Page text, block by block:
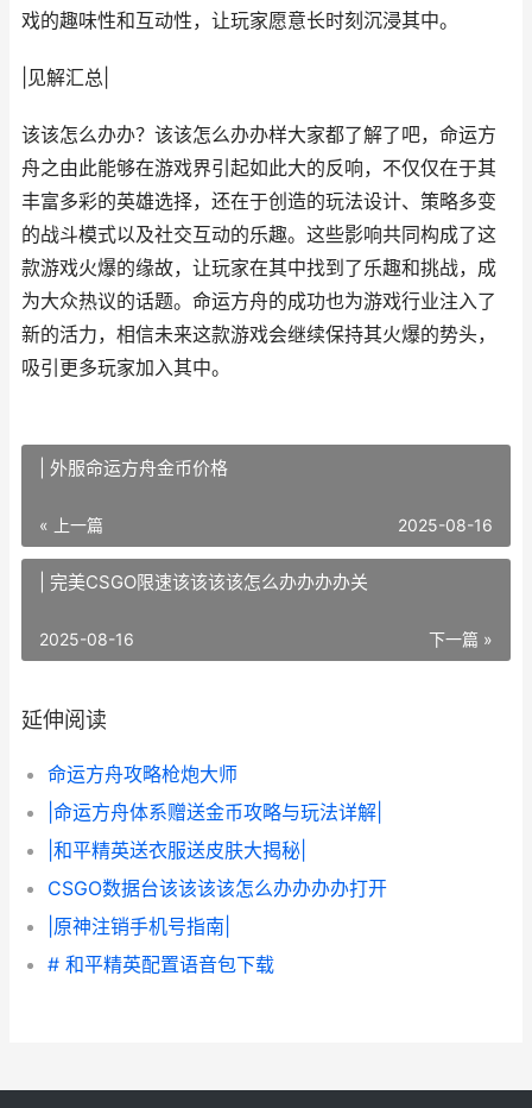
戏的趣味性和互动性，让玩家愿意长时刻沉浸其中。
|见解汇总|
该该怎么办办？该该怎么办办样大家都了解了吧，命运方
舟之由此能够在游戏界引起如此大的反响，不仅仅在于其
丰富多彩的英雄选择，还在于创造的玩法设计、策略多变
的战斗模式以及社交互动的乐趣。这些影响共同构成了这
款游戏火爆的缘故，让玩家在其中找到了乐趣和挑战，成
为大众热议的话题。命运方舟的成功也为游戏行业注入了
新的活力，相信未来这款游戏会继续保持其火爆的势头，
吸引更多玩家加入其中。
| 外服命运方舟金币价格
« 上一篇 2025-08-16
| 完美CSGO限速该该该该怎么办办办办关
下一篇 »
2025-08-16
延伸阅读
命运方舟攻略枪炮大师
|命运方舟体系赠送金币攻略与玩法详解|
|和平精英送衣服送皮肤大揭秘|
CSGO数据台该该该该怎么办办办办打开
|原神注销手机号指南|
# 和平精英配置语音包下载